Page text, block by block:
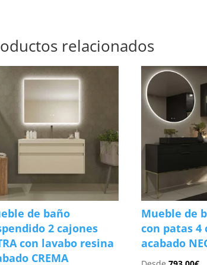
relacionados
de baño
2 cajones
con lavabo resina
CREMA
Mueble de
con patas 4
acabado